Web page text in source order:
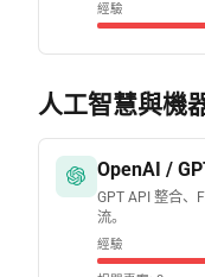
經驗
人工智慧與機
OpenAI /
GPT API 整合、
流。
經驗